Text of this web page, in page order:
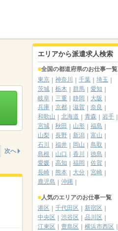
次へ
エリアから派遣求人検索
全国の都道府県のお仕事一覧
東京
神奈川 千葉
埼玉
茨城
栃木 群馬
愛知
岐阜
三重 静岡
大阪
兵庫
京都 滋賀
奈良
和歌山
北海道 青森
岩手
宮城
秋田 山形
福島
山梨
長野 新潟
富山
石川
福井 岡山
鳥取
島根
山口 香川
徳島
愛媛
高知 福岡
佐賀
長崎
熊本 大分
宮崎
鹿児島
沖縄
人気のエリアのお仕事一覧
港区
千代田区
新宿区
中央区
渋谷区
品川区
江東区
豊島区
横浜市西区